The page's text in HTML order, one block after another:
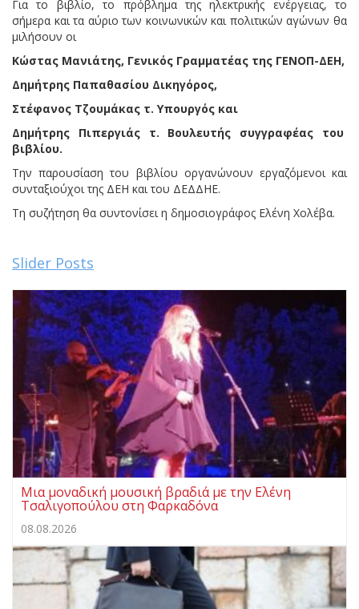
Για το βιβλίο, το πρόβλημα της ηλεκτρικής ενέργειας, το
σήμερα και τα αύριο των κοινωνικών και πολιτικών αγώνων θα
μιλήσουν οι
Κώστας Μανιάτης, Γενικός Γραμματέας της ΓΕΝΟΠ-ΔΕΗ,
Δημήτρης Παπαθασίου Δικηγόρος,
Στέφανος Τζουμάκας τ. Υπουργός και
Δημήτρης Πιπεργιάς τ. Βουλευτής συγγραφέας του
βιβλίου.
Την παρουσίαση του βιβλίου οργανώνουν εργαζόμενοι και
συνταξιούχοι της ΔΕΗ και του ΔΕΔΔΗΕ.
Τη συζήτηση θα συντονίσει η δημοσιογράφος Ελένη Χολέβα.
Slider Posts
Μια μοναδική μουσική βραδιά με την Ελένη
Τσαλιγοπούλου στη Φαρκαδόνα
08.08.2026